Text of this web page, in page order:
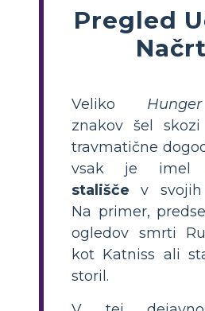
Pregled
Veliko
znakov šel skozi
travmatične
vsak je imel
stališče v svojih
Na primer,
ogledov smrti
kot Katniss ali
storil.